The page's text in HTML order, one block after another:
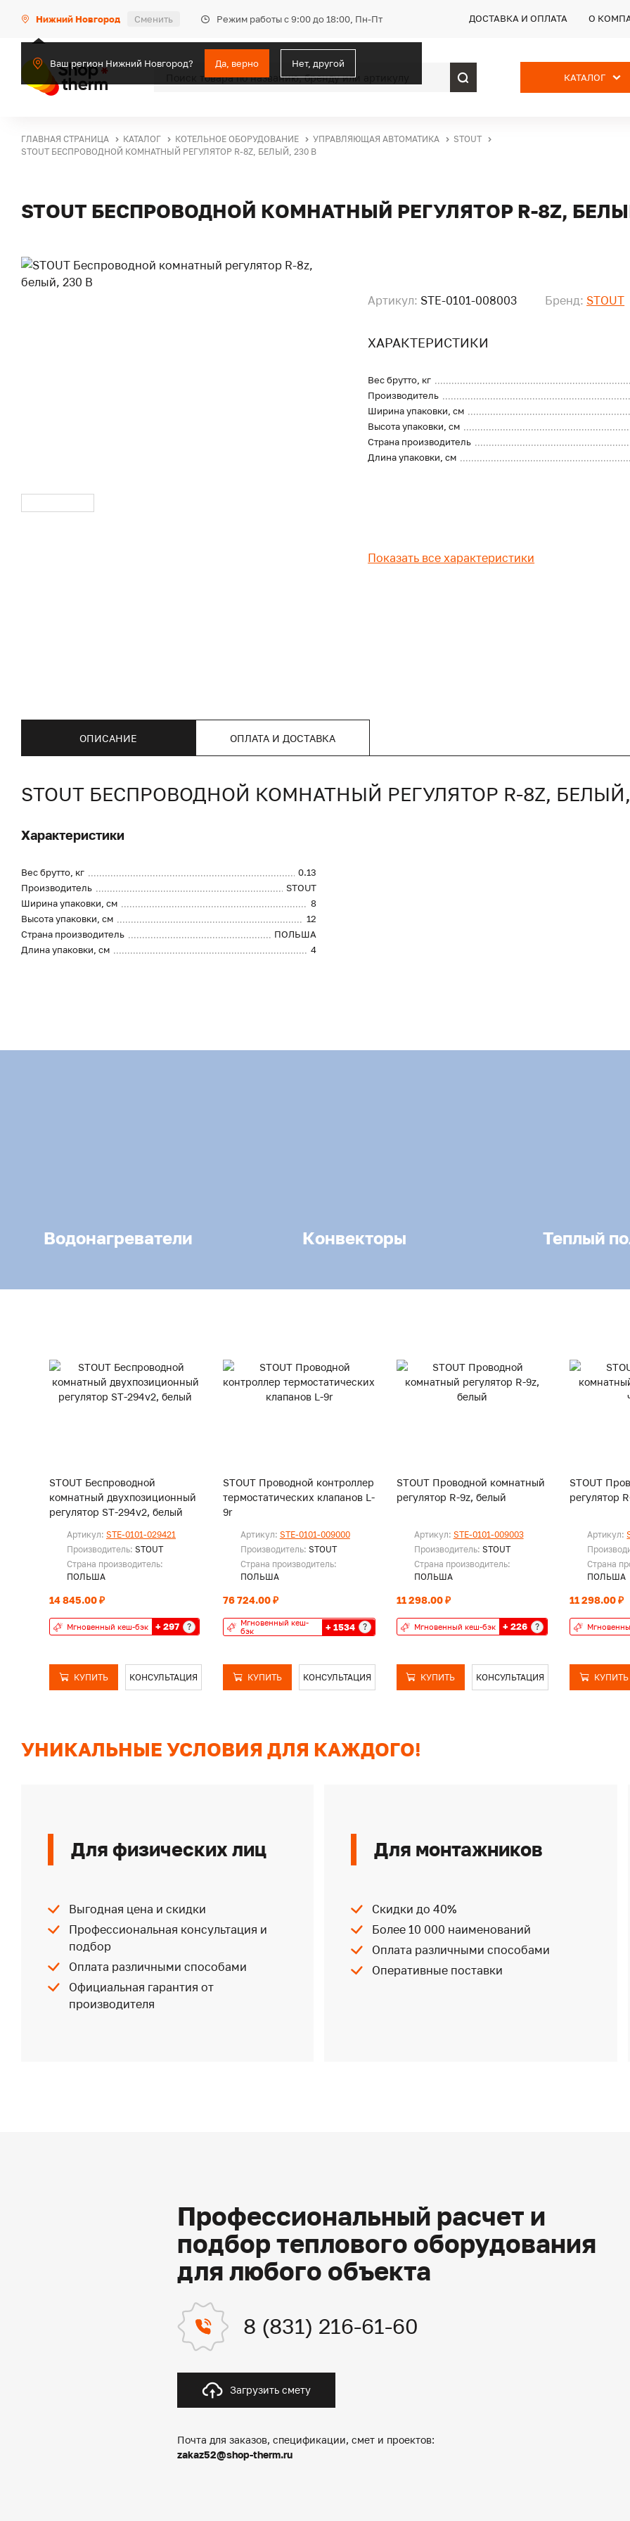
Нижний Новгород Сменить Режим работы с 9:00 до 18:00, Пн-Пт
Ваш регион Нижний Новгород? Да, верно Нет, другой
ДОСТАВКА И ОПЛАТА О
КАТАЛОГ
ГЛАВНАЯ СТРАНИЦА КАТАЛОГ КОТЕЛЬНОЕ ОБОРУДОВАНИЕ УПРАВЛЯЮЩАЯ АВТОМАТИКА
STOUT
STOUT БЕСПРОВОДНОЙ КОМНАТНЫЙ РЕГУЛЯТОР R-8Z, БЕЛЫЙ, 230 В
STOUT БЕСПРОВОДНОЙ КОМНАТНЫЙ РЕГУЛЯТОР R-8Z,
Артикул: STE-0101-008003 Бренд: STOUT
ХАРАКТЕРИСТИКИ
Вес брутто, кг
Производитель
Ширина упаковки, см
Высота упаковки, см
Страна производитель
Длина упаковки, см
Показать все характеристики
ОПИСАНИЕ ОПЛАТА И ДОСТАВКА
STOUT БЕСПРОВОДНОЙ КОМНАТНЫЙ РЕГУЛЯТОР R-8Z,
Характеристики
Вес брутто, кг
0.13
Производитель
STOUT
Ширина упаковки, см
8
Высота упаковки, см
12
Страна производитель
ПОЛЬША
Длина упаковки, см
4
Водонагреватели Конвекторы Теплый
STOUT Беспроводной
комнатный двухпозиционный
регулятор ST-294v2, белый
Артикул: STE-0101-029421
Производитель: STOUT
Страна производитель:
ПОЛЬША
14 845.00 ₽
Мгновенный кеш-бэк + 297 ?
КУПИТЬ КОНСУЛЬТАЦИЯ
STOUT Проводной контроллер
термостатических клапанов L-
9r
Артикул: STE-0101-009000
Производитель: STOUT
Страна производитель:
ПОЛЬША
76 724.00 ₽
Мгновенный кеш-
бэк
+ 1534 ?
КУПИТЬ КОНСУЛЬТАЦИЯ
STOUT Проводной комнатный
регулятор R-9z, белый
Артикул: STE-0101-009003
Производитель: STOUT
Страна производитель:
ПОЛЬША
11 298.00 ₽
Мгновенный кеш-бэк + 226 ?
КУПИТЬ КОНСУЛЬТАЦИЯ
STOUT
регулятор
Артикул:
Страна
ПОЛЬША
11 298.00 ₽
КУПИТЬ
УНИКАЛЬНЫЕ УСЛОВИЯ ДЛЯ КАЖДОГО!
Для физических лиц
Выгодная цена и скидки
Профессиональная консультация и
подбор
Оплата различными способами
Официальная гарантия от
производителя
Для монтажников
Скидки до 40%
Более 10 000 наименований
Оплата различными способами
Оперативные поставки
Профессиональный расчет и
подбор теплового оборудования
для любого объекта
8 (831) 216-61-60
Загрузить смету
Почта для заказов, спецификации, смет и проектов:
zakaz52@shop-therm.ru